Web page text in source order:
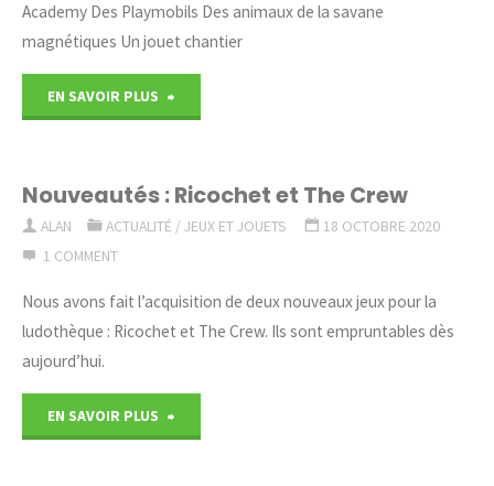
Academy Des Playmobils Des animaux de la savane
magnétiques Un jouet chantier
EN SAVOIR PLUS
Nouveautés : Ricochet et The Crew
ALAN ACTUALITÉ /JEUX ET JOUETS
18 OCTOBRE 2020
1 COMMENT
Nous avons fait l’acquisition de deux nouveaux jeux pour la
ludothèque : Ricochet et The Crew. Ils sont empruntables dès
aujourd’hui.
EN SAVOIR PLUS